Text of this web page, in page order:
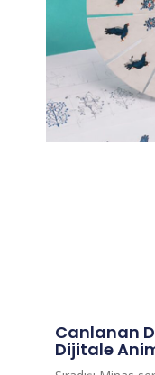
Canlanan
Dijitale